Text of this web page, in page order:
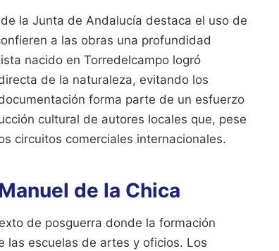
la Junta de Andalucía destaca el uso de
a las obras una profundidad
nacido en Torredelcampo logró
de la naturaleza, evitando los
forma parte de un esfuerzo
cultural de autores locales que, pese
circuitos comerciales internacionales.
de la Chica
de posguerra donde la formación
las escuelas de artes y oficios. Los